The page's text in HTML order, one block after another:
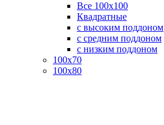
Все 100х100
Квадратные
с высоким поддоном
с средним поддоном
с низким поддоном
100х70
100х80